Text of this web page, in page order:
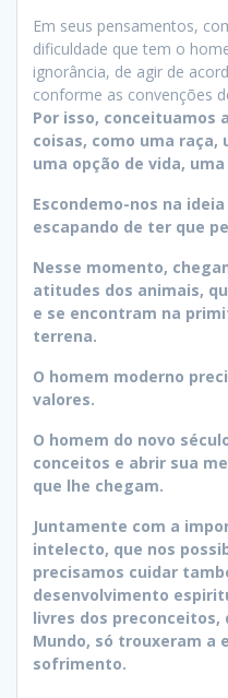
Em seus pensamentos,
dificuldade que tem o
ignorância, de agir de
conforme as convenções
Por isso, conceituamos
coisas, como uma
uma opção de vida,
Escondemo-nos na
escapando de ter que
Nesse momento,
atitudes dos animais,
e se encontram na
terrena.
O homem moderno
valores.
O homem do novo
conceitos e abrir sua
que lhe chegam.
Juntamente com a
intelecto, que nos
precisamos cuidar
desenvolvimento
livres dos preconceitos,
Mundo, só trouxeram a
sofrimento.